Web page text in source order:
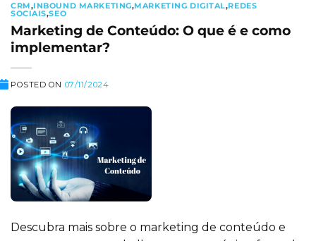
CRM,INBOUND MARKETING,MARKETING DIGITAL,REDES
SOCIAIS,SEO
Marketing de Conteúdo: O que é e como
implementar?
POSTED ON 07/11/2024
Descubra mais sobre o marketing de conteúdo e